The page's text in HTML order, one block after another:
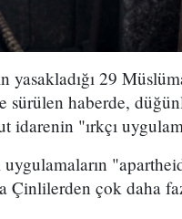
29
haberde,
idarenin "ırkçı
çok daha